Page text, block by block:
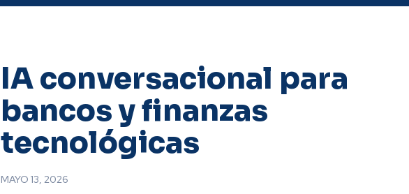
IA conversacional para
bancos y finanzas
tecnológicas
MAYO 13, 2026